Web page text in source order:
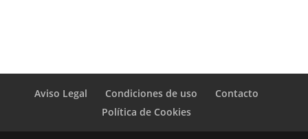
Aviso Legal Condiciones de uso
Contacto
Política de Cookies